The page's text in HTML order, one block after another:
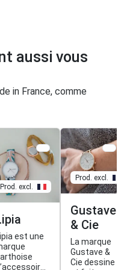
aussi vous
in France, comme
Prod. excl.
est une
Prod. excl.
Gustave
& Cie
La marque
Gustave &
Cie dessine